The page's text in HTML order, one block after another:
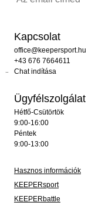
Kapcsolat
office@keepersport.hu
+43 676 7664611
Chat indítása
Ügyfélszolgálat
Hétfő-Csütörtök
9:00-16:00
Péntek
9:00-13:00
Hasznos információk
KEEPERsport
KEEPERbattle